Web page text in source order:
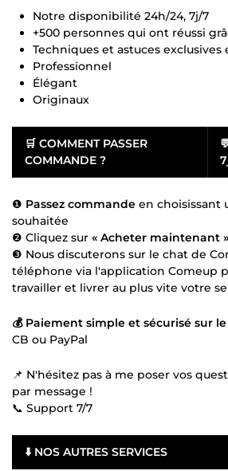
Notre disponibilité 24h/24, 7j/7
+500 personnes qui ont réussi
Techniques et astuces
Professionnel
Élégant
Originaux
🛒 COMMENT PASSER
COMMANDE ?
❶ Passez commande en choisissant
souhaitée
❷ Cliquez sur « Acheter maintenant »
❸ Nous discuterons sur le chat de
téléphone via l'application Comeup
travailler et livrer au plus vite votre
💰 Paiement simple et sécurisé sur
CB ou PayPal
📌 N'hésitez pas à me poser vos
par message !
📞 Support 7/7
⬇️ NOS AUTRES SERVICES